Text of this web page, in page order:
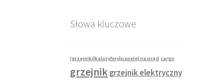
Słowa kluczowe
(grzejniki|kaloryfery|panele} na prąd cargo
grzejnikgrzejnik elektryczny